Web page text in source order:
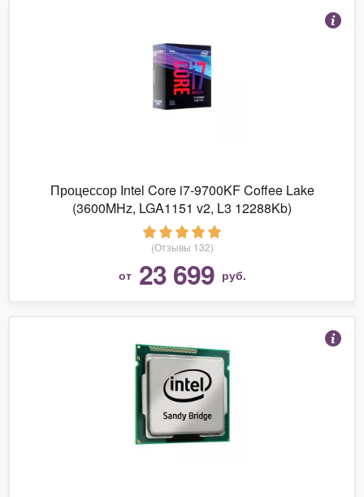
Процессор Intel Core i7-9700KF Coffee Lake
(3600MHz, LGA1151 v2, L3 12288Kb)
(Отзывы 132)
от 23 699 руб.